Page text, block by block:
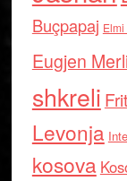
Buçpapaj
Eugjen
shkreli
Levonja
kosova